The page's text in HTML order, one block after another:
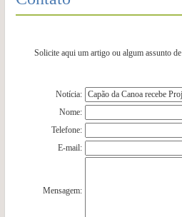
Solicite aqui um artigo ou algum assunto
Notícia:
Nome:
Telefone:
E-mail:
Mensagem: